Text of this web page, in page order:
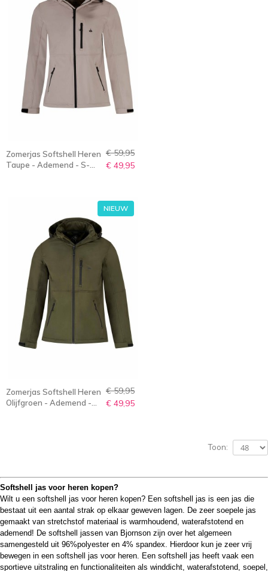
Zomerjas Softshell Heren
Taupe - Ademend - S-
€ 59,95
€ 49,95
NIEUW
Zomerjas Softshell Heren
Olijfgroen - Ademend -
€ 59,95
€ 49,95
Toon:
Softshell jas voor heren kopen?
Wilt u een softshell jas voor heren kopen? Een softshell jas is een jas die
bestaat uit een aantal strak op elkaar geweven lagen. De zeer soepele jas
gemaakt van stretchstof materiaal is warmhoudend, waterafstotend en
ademend! De softshell jassen van Bjornson zijn over het algemeen
samengesteld uit 96%polyester en 4% spandex. Hierdoor kun je zeer vrij
bewegen in een softshell jas voor heren. Een softshell jas heeft vaak een
sportieve uitstraling en functionaliteiten als winddicht, waterafstotend, soepel,